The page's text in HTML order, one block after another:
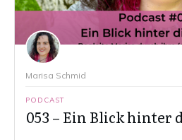
Marisa Schmid
PODCAST
053 – Ein Blick hinter